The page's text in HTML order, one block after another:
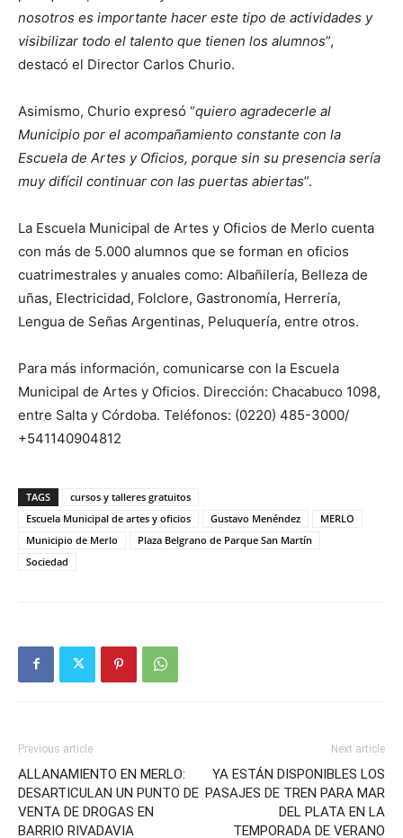
nosotros es importante hacer este tipo de actividades y
visibilizar todo el talento que tienen los alumnos”,
destacó el Director Carlos Churio.
Asimismo, Churio expresó “quiero agradecerle al
Municipio por el acompañamiento constante con la
Escuela de Artes y Oficios, porque sin su presencia sería
muy difícil continuar con las puertas abiertas”.
La Escuela Municipal de Artes y Oficios de Merlo cuenta
con más de 5.000 alumnos que se forman en oficios
cuatrimestrales y anuales como: Albañilería, Belleza de
uñas, Electricidad, Folclore, Gastronomía, Herrería,
Lengua de Señas Argentinas, Peluquería, entre otros.
Para más información, comunicarse con la Escuela
Municipal de Artes y Oficios. Dirección: Chacabuco 1098,
entre Salta y Córdoba. Teléfonos: (0220) 485-3000/
+541140904812
TAGS
cursos y talleres gratuitos
Escuela Municipal de artes y oficios
Gustavo Menéndez
MERLO
Municipio de Merlo
Plaza Belgrano de Parque San Martín
Sociedad
Previous article
ALLANAMIENTO EN MERLO:
DESARTICULAN UN PUNTO DE
VENTA DE DROGAS EN
BARRIO RIVADAVIA
Next article
YA ESTÁN DISPONIBLES LOS
PASAJES DE TREN PARA MAR
DEL PLATA EN LA
TEMPORADA DE VERANO